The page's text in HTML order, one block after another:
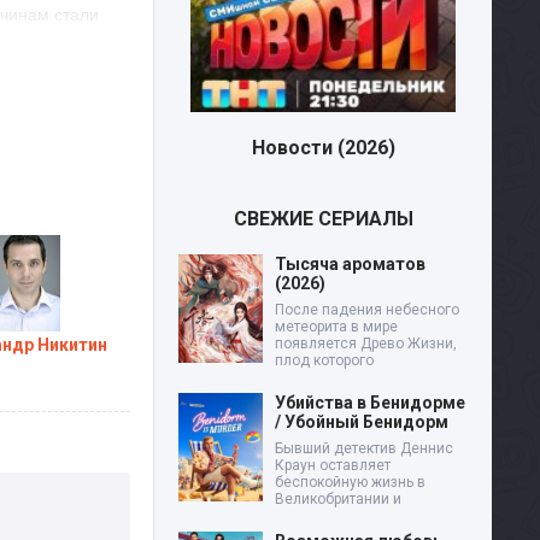
стали
время
и не
Мария решила
Никитин
Новости (2026)
СВЕЖИЕ СЕРИАЛЫ
Тысяча ароматов
(2026)
После падения небесного
метеорита в мире
появляется Древо Жизни,
плод которого
Убийства в Бенидорме
/ Убойный Бенидорм
Бывший детектив Деннис
Краун оставляет
беспокойную жизнь в
Великобритании и